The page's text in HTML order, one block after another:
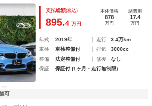
ライカーボンエアインテーク Ｓｌｉｅ
レザーメリノ アダプティブＭサスペ
支払総額(税込)
895.4 万円
本体価格
878
万円
諸費用
17.4
万円
年式 2019年 走行
3.4万km
車検
車検整備付 排気
3000cc
整備
法定整備付 修復
なし
保証
保証付 (1ヶ月・走行無制限)
可